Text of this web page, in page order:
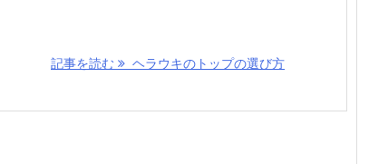
記事を読む ヘラウキのトップの選び方